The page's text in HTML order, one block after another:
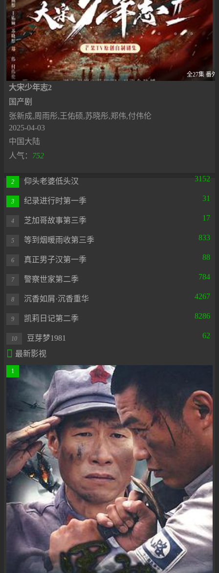
全27集 番外
大宋少年志2
国产剧
张新成,周雨彤,王佑硕,苏晓彤,郑伟,付伟伦
2025-04-03
中国大陆
人气： 752
2 仰头老婆低头汉 3152
3 纪录进行时第一季 31
4 芝加哥故事第三季 17
5 等到烟暖雨收第三季 833
6 真正男子汉第一季 88
7 警察世家第二季 784
8 沉香如屑·沉香重华 4267
9 凯莉日记第二季 8286
10 豆芽梦1981 62
 最新影视
1